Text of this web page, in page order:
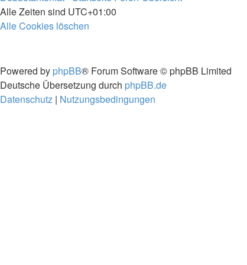
Alle Zeiten sind UTC+01:00
Alle Cookies löschen
Powered by phpBB® Forum Software © phpBB Limited
Deutsche Übersetzung durch phpBB.de
Datenschutz | Nutzungsbedingungen